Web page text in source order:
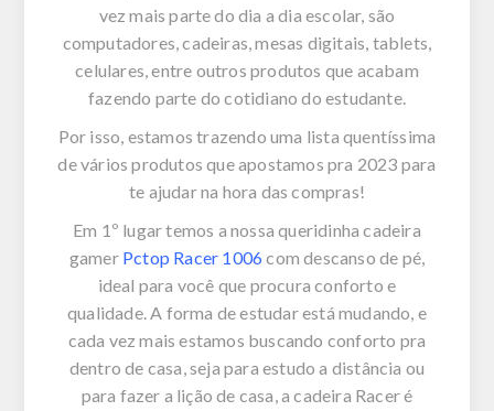
vez mais parte do dia a dia escolar, são
computadores, cadeiras, mesas digitais, tablets,
celulares, entre outros produtos que acabam
fazendo parte do cotidiano do estudante.
Por isso, estamos trazendo uma lista quentíssima
de vários produtos que apostamos pra 2023 para
te ajudar na hora das compras!
Em 1º lugar temos a nossa queridinha cadeira
gamer Pctop Racer 1006com descanso de pé,
ideal para você que procura conforto e
qualidade. A forma de estudar está mudando, e
cada vez mais estamos buscando conforto pra
dentro de casa, seja para estudo a distância ou
para fazer a lição de casa, a cadeira Racer é